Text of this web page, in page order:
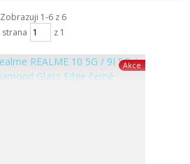
Zobrazuji 1-6 z 6
strana
z 1
Akce